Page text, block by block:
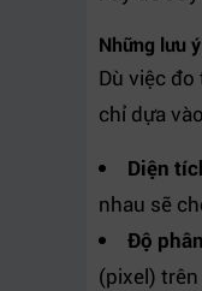
Những lưu
Dù việc
chỉ dựa
Diện
nhau sẽ
Độ
(pixel)